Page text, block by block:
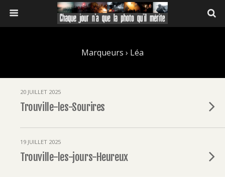
Marqueurs › Léa
20 JUILLET 2025
Trouville-les-Sourires
19 JUILLET 2025
Trouville-les-jours-Heureux